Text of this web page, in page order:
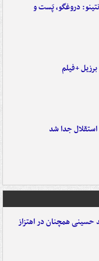
دروغگو، پَست‌ و
+فیلم
استقلال جدا شد
حسینی همچنان در اهتزاز